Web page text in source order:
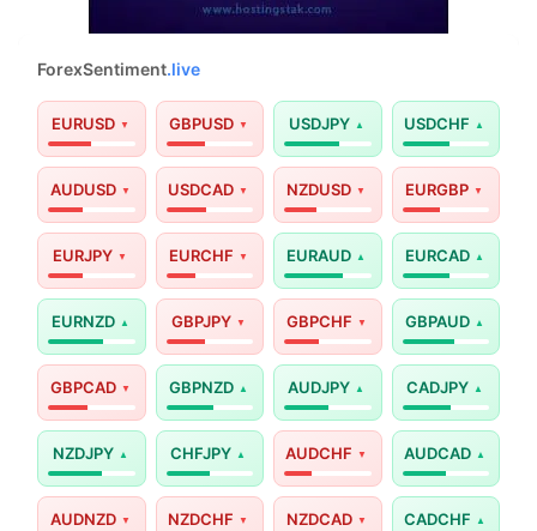
ForexSentiment.live
EURUSD GBPUSD USDJPY USDCHF
AUDUSD USDCAD NZDUSD EURGBP
EURJPY EURCHF EURAUD EURCAD
EURNZD GBPJPY GBPCHF GBPAUD
GBPCAD GBPNZD AUDJPY CADJPY
NZDJPY CHFJPY AUDCHF AUDCAD
AUDNZD NZDCHF NZDCAD CADCHF